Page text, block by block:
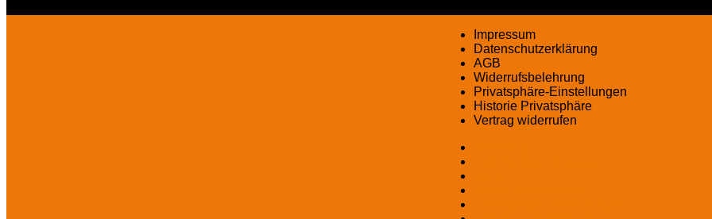
Impressum
Datenschutzerklärung
AGB
Widerrufsbelehrung
Privatsphäre-Einstellungen
Historie Privatsphäre
Vertrag widerrufen